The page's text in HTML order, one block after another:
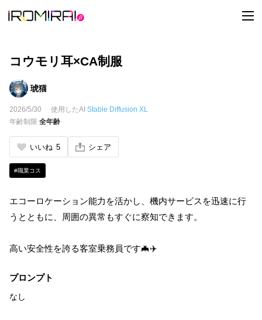
t
o
コウモリ耳×CA制服
琥猫
2026/5/30 使用したAI Stable Diffusion XL
年齢制限 全年齢
いいね 5 シェア
#職業コス
エコーロケーション能力を活かし、機内サービスを迅速に行
うとともに、周囲の異常もすぐに察知できます。
高い安全性を誇る客室乗務員です🦇✈️
プロンプト
なし